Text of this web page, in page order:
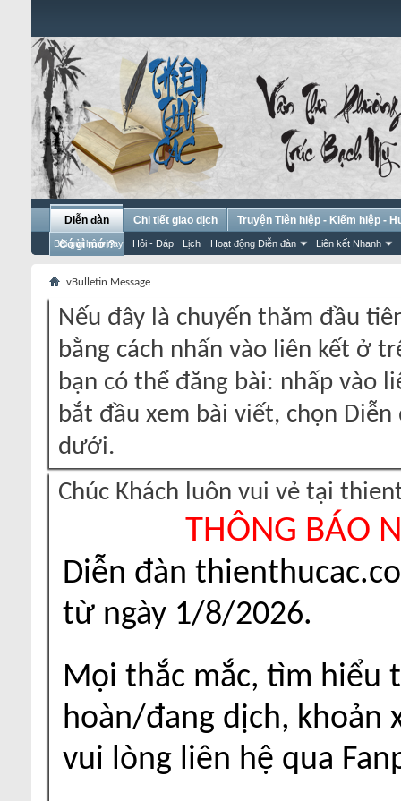
Diễn đàn
Bài gửi hôm nay Hỏi - Đáp Lịch Hoạt động Diễn đàn Liên kết Nhanh
Chi tiết giao dịch
Truyện Tiên hiệp - Kiếm hiệp -
Có gì mới?
vBulletin Message
Nếu đây là chuyến thăm đầu
bằng cách nhấn vào liên kết ở
bạn có thể đăng bài: nhấp vào
bắt đầu xem bài viết, chọn
dưới.
Chúc Khách luôn vui vẻ tại
THÔNG BÁO
Diễn đàn
từ ngày 1/8/2026.
Mọi thắc mắc, tìm hiểu
hoàn/đang dịch, khoản
vui lòng liên hệ qua